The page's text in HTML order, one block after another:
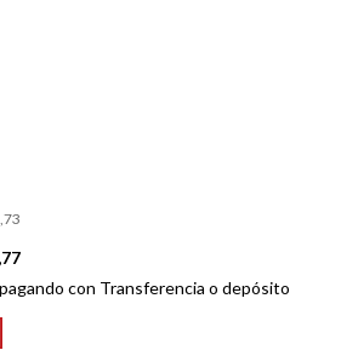
pagando con Transferencia o depósito